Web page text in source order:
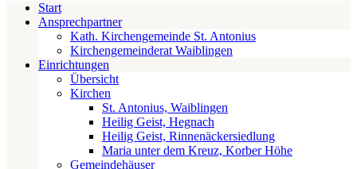
Start
Ansprechpartner
Kath. Kirchengemeinde St. Antonius
Kirchengemeinderat Waiblingen
Einrichtungen
Übersicht
Kirchen
St. Antonius, Waiblingen
Heilig Geist, Hegnach
Heilig Geist, Rinnenäckersiedlung
Maria unter dem Kreuz, Korber Höhe
Gemeindehäuser